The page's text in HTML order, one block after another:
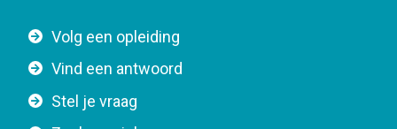
F
o
t
Volg een opleiding
Vind een antwoord
Stel je vraag
o
n
a